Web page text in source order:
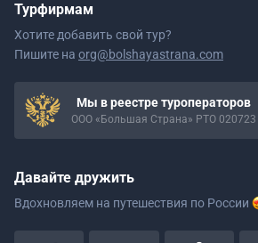
Турфирмам
Хотите добавить свой тур?
Пишите на org@bolshayastrana.com
Мы в реестре туроператоров
ООО «Большая Страна» РТО 020723
Давайте дружить
Вдохновляем на путешествия по России